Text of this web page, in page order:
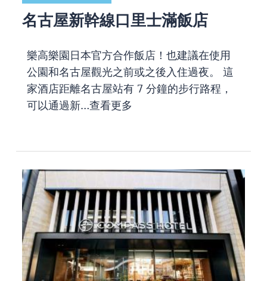
名古屋新幹線口里士滿飯店
樂高樂園日本官方合作飯店！也建議在使用
公園和名古屋觀光之前或之後入住過夜。 這
家酒店距離名古屋站有 7 分鐘的步行路程，
可以通過新…查看更多